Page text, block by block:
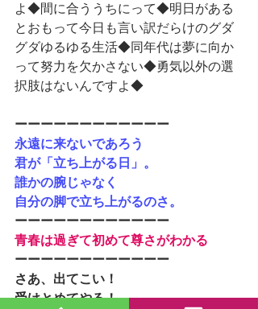
よ◆間に合ううちにって◆明日がある
とおもって今日も言い訳だらけのグダ
グダゆるゆる生活◆同年代は夢に向か
って努力を欠かさない◆勇気以外の選
択肢はないんですよ◆
ーーーーーーーーーーーー
永遠に来ないであろう
君が「立ち上がる日」。
誰かの腕じゃなく
自分の脚で立ち上がるのさ。
ーーーーーーーーーーーー
青春は過ぎて初めて尊さがわかる
ーーーーーーーーーーーー
さあ、出てこい！
受けとめてやる！